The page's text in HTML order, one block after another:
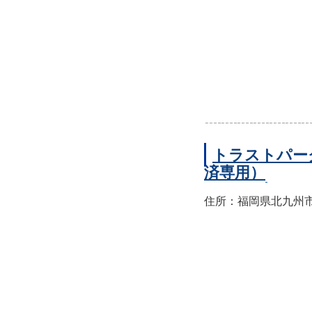
トラストパ
済専用）
住所：福岡県北九州